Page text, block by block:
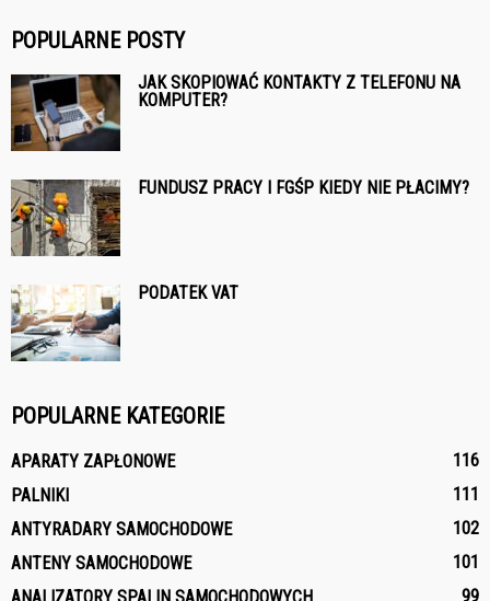
POPULARNE POSTY
JAK SKOPIOWAĆ KONTAKTY Z TELEFONU NA
KOMPUTER?
FUNDUSZ PRACY I FGŚP KIEDY NIE PŁACIMY?
PODATEK VAT
POPULARNE KATEGORIE
APARATY ZAPŁONOWE
116
PALNIKI
111
ANTYRADARY SAMOCHODOWE
102
ANTENY SAMOCHODOWE
101
99